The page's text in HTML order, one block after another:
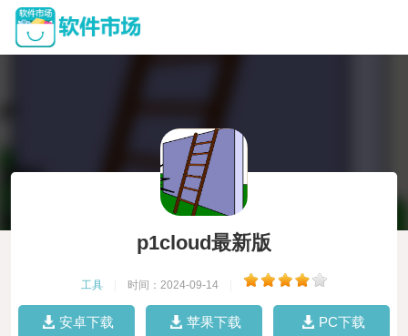
p1cloud最新版
工具 时间：2024-09-14
安卓下载 苹果下载 PC下载